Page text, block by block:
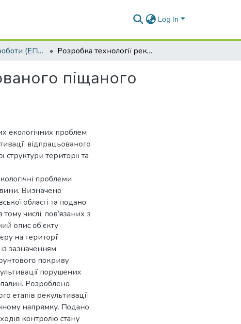
Log In
Магістерські роботи (ЕПТ). ФЕЕМ Розробка технології рекультивації відпрацьованого піщаного кар’єру на території Миколаївської області
піщаного
екологічних проблем
відпрацьованого
території та
проблеми
Визначено
області та подано
числі, пов’язаних з
опис об’єкту
на території
зазначенням
покриву
порушених
Розроблено
етапів рекультивації
напрямку. Подано
контролю стану